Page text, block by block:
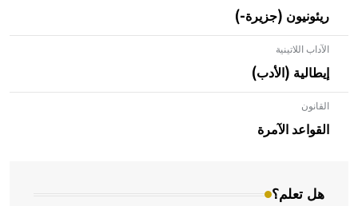
ريئونيون (جزيرة-)
الآداب اللاتينية
إيطالية (الأدب)
القانون
القواعد الآمرة
هل تعلم؟
- هل تعلم أن الأبلق نوع من الفنون الهندسية التي ارتبطت
بالعمارة الإسلامية في بلاد الشام ومصر خاصة، حيث يحرص
المعمار على بناء مداميكه وخاصة في الواجهات